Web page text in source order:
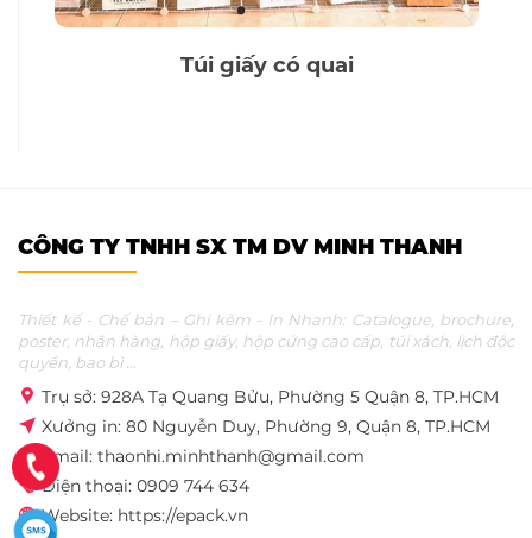
Túi giấy có quai
CÔNG TY TNHH SX TM DV MINH THANH
Thiết kế - Chế bản – Ghi kẽm - In Nhanh: Catalogue, brochure,
poster, nhãn hàng, hộp giấy, hộp cứng cao cấp, túi xách, lịch độc
quyền, bao bì ...
Trụ sở: 928A Tạ Quang Bửu, Phường 5 Quận 8, TP.HCM
Xưởng in: 80 Nguyễn Duy, Phường 9, Quận 8, TP.HCM
Email: thaonhi.minhthanh@gmail.com
Điện thoại: 0909 744 634
Website: https://epack.vn